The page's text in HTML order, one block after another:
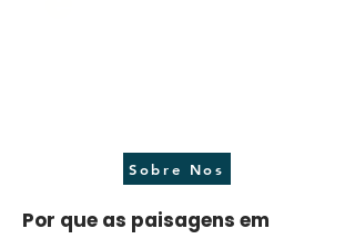
Sobre Nos
Por que as paisagens em